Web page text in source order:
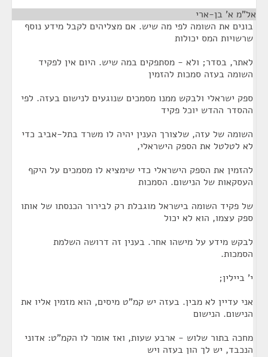
אל"מ א' בן-ארי
בונים את השומה לפי מה שיש. אם מצליהים לקבל מידע נוסף
שרשויות המס יכולות
לאתר, בסדר; ולא - מסתפקים במה שיש. היום אין לפקיד
השומה בעזה סמכות להזמין
ספק ישראלי ולבקש ממנו מסמכים שנוגעים לנישום בעזה. לפי
ההסדר ההדש יוכל פקיד
השומה של עזה, שלצורך הענין יהיה לו משרד בתל-אביב כדי
לא לטלטל את הספק הישראלי,
להזמין את הספק הישראלי כדי שימציא לו מסמכים על היקף
העסקאות של הנישום. הסמכות
של פקיד השומה בישראל מוגבלת רק לבירור הכנסתו של אותו
ספק עצמו, הוא לא יכול
לבקש מידע על מישהו אחר. בענין זה דרושה השלמת
הסמכות.
י' ביילין;
אני עדיין לא מבין. בעזה יש קמ"ט מיסים, הוא מזמין אליו את
הנישום. הנישום
מחכה בתור שלוש - ארבע שעות, ואז אומר לו הקמ"ט: אדוני
הנכבד, יש לך הון בעזה ויש